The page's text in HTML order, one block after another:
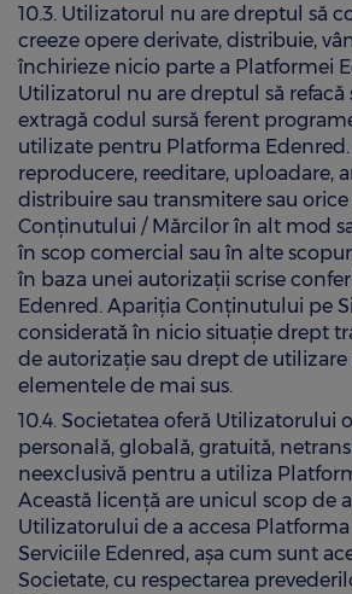
10.3. Utilizatorul nu are dreptul să
creeze opere derivate, distribuie,
închirieze nicio parte a Platformei
Utilizatorul nu are dreptul să refacă
extragă codul sursă ferent
utilizate pentru Platforma Edenred.
reproducere, reeditare, uploadare,
distribuire sau transmitere sau
Conţinutului / Mărcilor în alt mod
în scop comercial sau în alte
în baza unei autorizaţii scrise
Edenred. Apariţia Conţinutului pe
considerată în nicio situaţie drept
de autorizaţie sau drept de
elementele de mai sus.
10.4. Societatea oferă Utilizatorului
personală, globală, gratuită,
neexclusivă pentru a utiliza
Această licență are unicul scop de
Utilizatorului de a accesa
Serviciile Edenred, așa cum sunt
Societate, cu respectarea